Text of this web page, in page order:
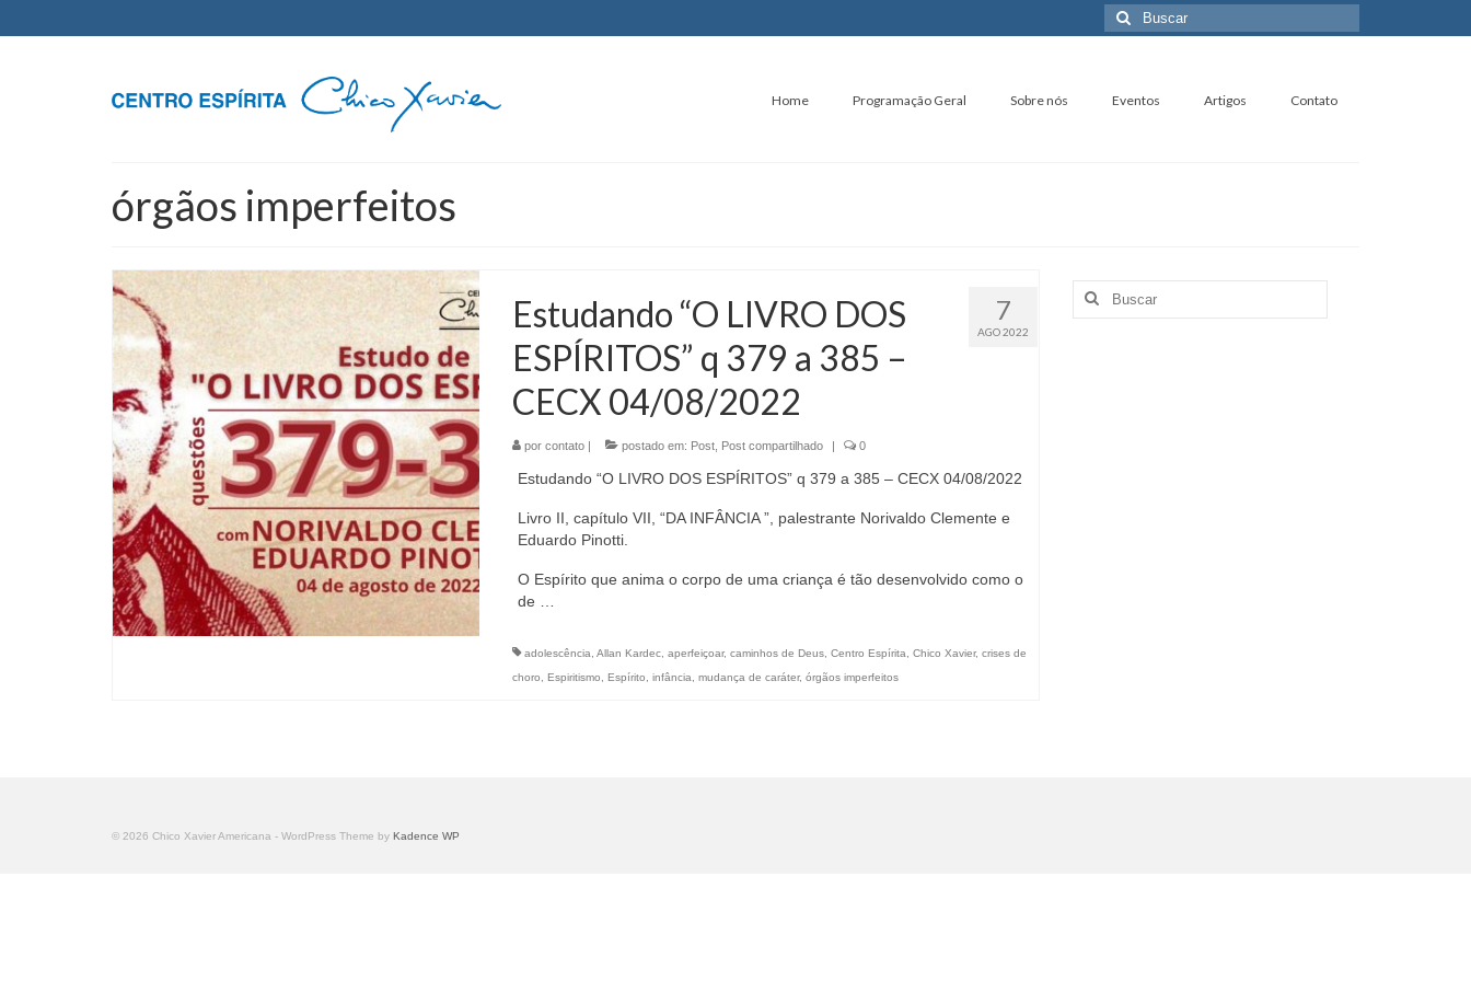
Buscar
por:
Home Programação Geral Sobre nós Eventos Artigos Contato
órgãos imperfeitos
7
AGO 2022
Estudando “O LIVRO DOS
ESPÍRITOS” q 379 a 385 –
CECX 04/08/2022
por contato| postado em: Post, Post compartilhado | 0
Estudando “O LIVRO DOS ESPÍRITOS” q 379 a 385 – CECX 04/08/2022
Livro II, capítulo VII, “DA INFÂNCIA ”, palestrante Norivaldo Clemente e
Eduardo Pinotti.
O Espírito que anima o corpo de uma criança é tão desenvolvido como o
de …
adolescência Allan Kardec, aperfeiçoar, caminhos de Deus, Centro Espírita Chico Xavier, crises de
choro
Espiritismo Espírito infância mudança de caráter, órgãos imperfeitos
Buscar
© 2026 Chico Xavier Americana - WordPress Theme by Kadence WP